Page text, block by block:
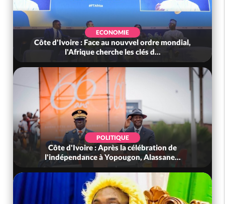
ECONOMIE
Côte d'Ivoire : Face au nouvvel ordre mondial,
l'Afrique cherche les clés d...
POLITIQUE
Côte d'Ivoire : Après la célébration de
l'indépendance à Yopougon, Alassane...